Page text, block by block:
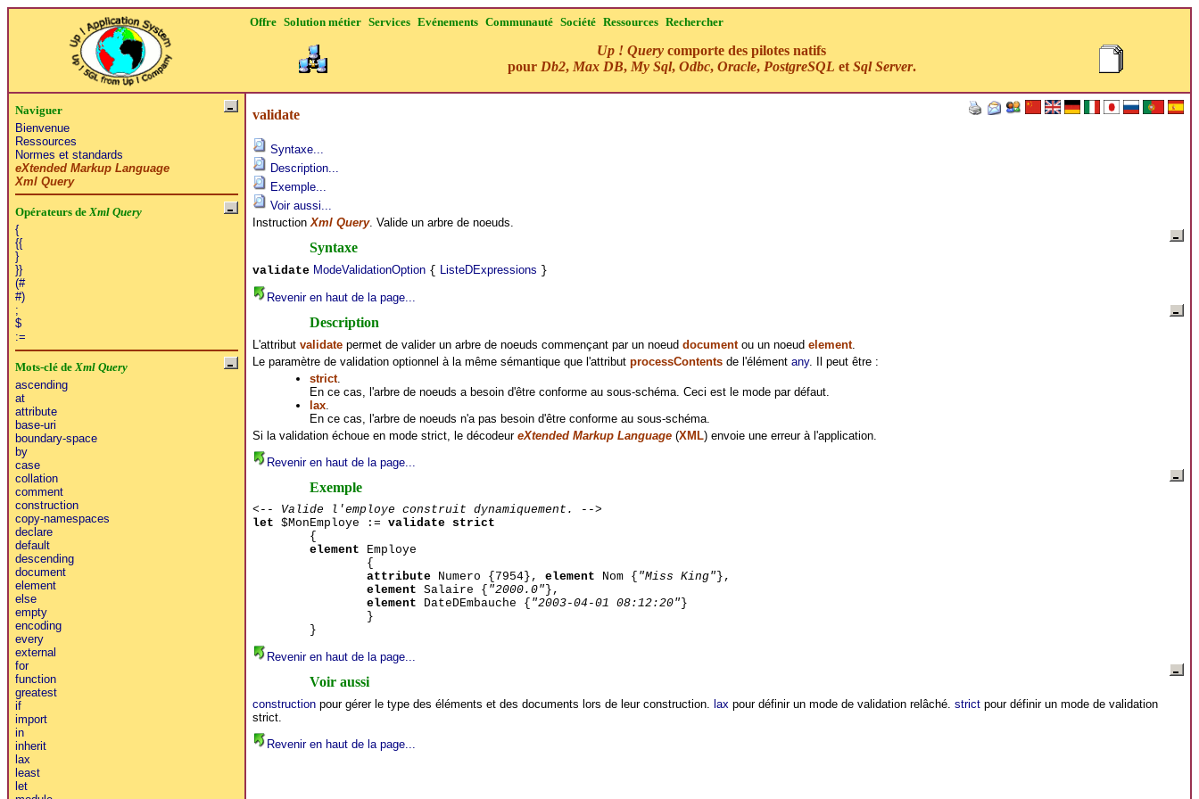
Offre Solution métier Services Evénements Communauté Société Ressources Rechercher
Up ! Query comporte des pilotes natifs
pour Db2, Max DB, My Sql, Odbc, Oracle, PostgreSQL et Sql Server.
Naviguer
Bienvenue
Ressources
Normes et standards
eXtended Markup Language
Xml Query
Opérateurs de Xml Query
{
{{
}
}}
(#
#)
;
$
:=
Mots-clé deXml Query
ascending
at
attribute
base-uri
boundary-space
by
case
collation
comment
construction
copy-namespaces
declare
default
descending
document
element
else
empty
encoding
every
external
for
function
greatest
if
import
in
inherit
lax
least
let
validate
Syntaxe...
Description...
Exemple...
Voir aussi...
Instruction Xml Query. Valide un arbre de noeuds.
Syntaxe
validate ModeValidationOption { ListeDExpressions }
Revenir en haut de la page...
Description
L'attribut validatepermet de valider un arbre de noeuds commençant par un noeud documentou un noeud element.
Le paramètre de validation optionnel à la même sémantique que l'attribut processContentsde l'élément any. Il peut être :
strict.
En ce cas, l'arbre de noeuds a besoin d'être conforme au sous-schéma. Ceci est le mode par défaut.
lax.
En ce cas, l'arbre de noeuds n'a pas besoin d'être conforme au sous-schéma.
Si la validation échoue en mode strict, le décodeur eXtended Markup Language(XML) envoie une erreur à l'application.
Revenir en haut de la page...
Exemple
<-- Valide l'employe construit dynamiquement. -->
let $MonEmploye := validate strict
{
element Employe
{
attributeNumero {7954}, element Nom { "Miss King"},
element Salaire { "2000.0"},
element DateDEmbauche { "2003-04-01 08:12:20"}
}
}
Revenir en haut de la page...
Voir aussi
constructionpour gérer le type des éléments et des documents lors de leur construction. lax pour définir un mode de validation relâché. strictpour définir un mode de validation
strict.
Revenir en haut de la page...